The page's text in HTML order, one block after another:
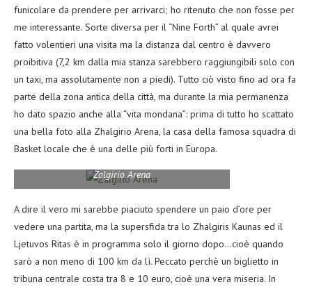
funicolare da prendere per arrivarci; ho ritenuto che non fosse per
me interessante. Sorte diversa per il “Nine Forth” al quale avrei
fatto volentieri una visita ma la distanza dal centro è davvero
proibitiva (7,2 km dalla mia stanza sarebbero raggiungibili solo con
un taxi, ma assolutamente non a piedi). Tutto ciò visto fino ad ora fa
parte della zona antica della città, ma durante la mia permanenza
ho dato spazio anche alla “vita mondana”: prima di tutto ho scattato
una bella foto alla Zhalgirio Arena, la casa della famosa squadra di
Basket locale che è una delle più forti in Europa.
Zalgirio Arena
A dire il vero mi sarebbe piaciuto spendere un paio d’ore per
vedere una partita, ma la supersfida tra lo Zhalgiris Kaunas ed il
Ljetuvos Ritas è in programma solo il giorno dopo…cioè quando
sarò a non meno di 100 km da lì. Peccato perchè un biglietto in
tribuna centrale costa tra 8 e 10 euro, cioè una vera miseria. In